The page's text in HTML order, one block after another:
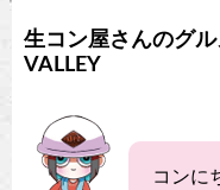
生コン屋さんのグ
VALLEY
コンに